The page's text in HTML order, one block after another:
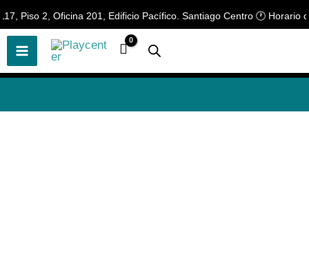
Piso 2, Oficina 201, Edificio Pacífico. Santiago Centro 🕐 Horario de
Ir
al
contenido
🎲¡Descubre nuestras increíbles
ofertas!🎲
📢 ¡OFERTAS! 🔥